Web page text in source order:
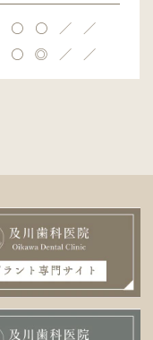
〇 〇 ／ ／
〇 ◎ ／ ／